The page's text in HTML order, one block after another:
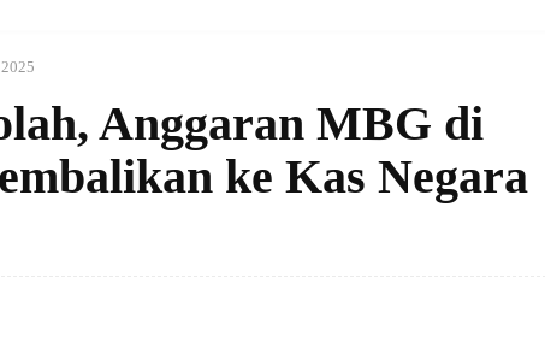
Anggaran MBG di
ke Kas Negara